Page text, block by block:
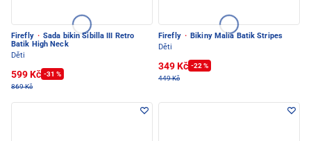
Firefly · Sada bikin Sibilla III Retro
Batik High Neck
Děti
599 Kč -31 %
869 Kč
Firefly · Bikiny Malia Batik Stripes
Děti
349 Kč -22 %
449 Kč